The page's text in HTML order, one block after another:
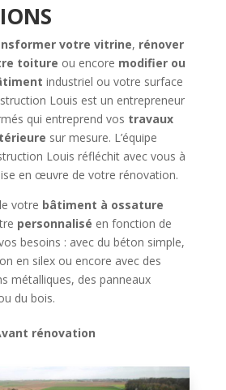
votre vitrine, rénover
toiture ou encore modifier ou
industriel ou votre surface
Louis est un entrepreneur
qui entreprend vos travaux
sur mesure. L’équipe
Louis réfléchit avec vous à
en œuvre de votre rénovation.
votre bâtiment à ossature
personnalisé en fonction de
besoins : avec du béton simple,
en silex ou encore avec des
métalliques, des panneaux
du bois.
rénovation